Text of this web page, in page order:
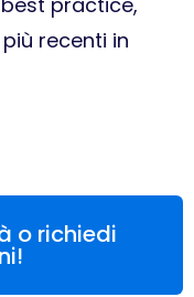
recenti in
o richiedi